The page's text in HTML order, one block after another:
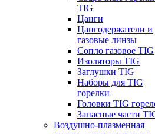
TIG
Цанги
Цангодержатели и
газовые линзы
Сопло газовое TIG
Изоляторы TIG
Заглушки TIG
Наборы для TIG
горелки
Головки TIG
Запасные части
Воздушно-плазменная